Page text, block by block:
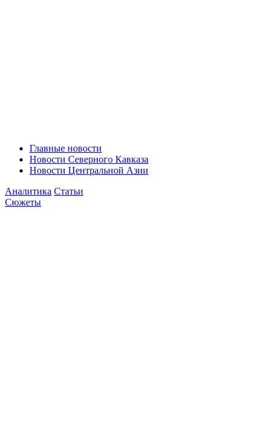
Главные новости
Новости Северного Кавказа
Новости Центральной Азии
Аналитика Статьи
Сюжеты